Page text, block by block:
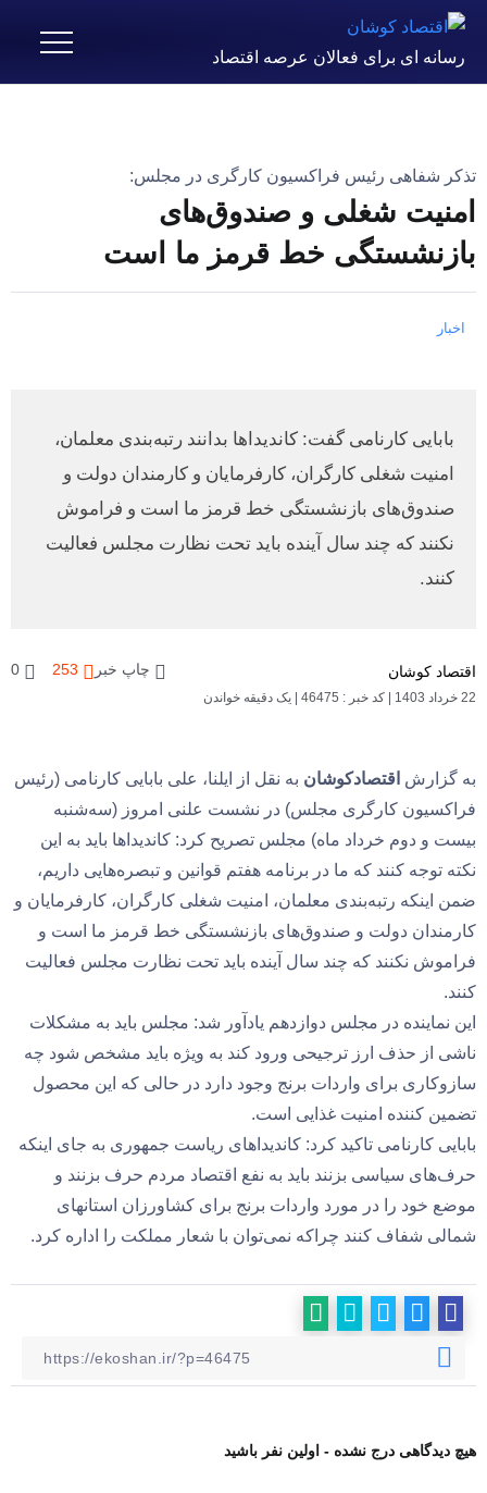
رسانه ای برای فعالان عرصه اقتصاد
تذکر شفاهی رئیس فراکسیون کارگری در مجلس:
امنیت شغلی و صندوق‌های
بازنشستگی خط قرمز ما است
اخبار
بابایی کارنامی گفت: کاندیداها بدانند رتبه‌بندی معلمان،
امنیت شغلی کارگران، کارفرمایان و کارمندان دولت و
صندوق‌های بازنشستگی خط قرمز ما است و فراموش
نکنند که چند سال آینده باید تحت نظارت مجلس فعالیت
کنند.
اقتصاد کوشان
22 خرداد 1403 | کد خبر : 46475 | یک دقیقه خواندن
چاپ خبر 253
0
به گزارش اقتصادکوشان به نقل از ایلنا، علی بابایی کارنامی (رئیس
فراکسیون کارگری مجلس) در نشست علنی امروز (سه­‌شنبه
بیست و دوم خرداد ماه) مجلس تصریح کرد: کاندیداها باید به این
نکته توجه کنند که ما در برنامه هفتم قوانین و تبصره‌هایی داریم،
ضمن اینکه رتبه‌بندی معلمان، امنیت شغلی کارگران، کارفرمایان و
کارمندان دولت و صندوق‌های بازنشستگی خط قرمز ما است و
فراموش نکنند که چند سال آینده باید تحت نظارت مجلس فعالیت
کنند.
این نماینده در مجلس دوازدهم یادآور شد: مجلس باید به مشکلات
ناشی از حذف ارز ترجیحی ورود کند به ویژه باید مشخص شود چه
سازوکاری برای واردات برنج وجود دارد در حالی که این محصول
تضمین کننده امنیت غذایی است.
بابایی کارنامی تاکید کرد: کاندیداهای ریاست جمهوری به جای اینکه
حرف‌های سیاسی بزنند باید به نفع اقتصاد مردم حرف بزنند و
موضع خود را در مورد واردات برنج برای کشاورزان استانهای
شمالی شفاف کنند چراکه نمی‌توان با شعار مملکت را اداره کرد.
هیچ دیدگاهی درج نشده - اولین نفر باشید